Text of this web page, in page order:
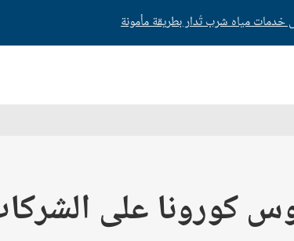
مياه شرب تُدار بطريقة مأمونة
كورونا على